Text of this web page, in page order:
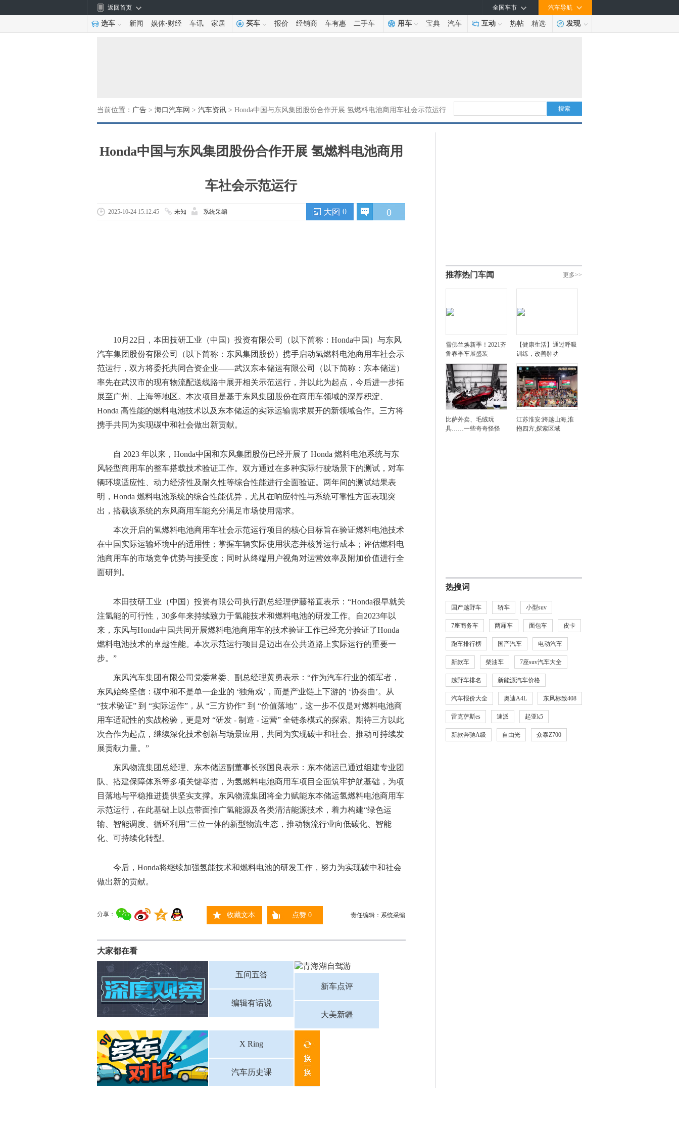
返回首页 汽车导航
全国车市
选车 新闻 娱体•财经 车讯 家居 买车 报价 经销商 车有惠 二手车 用车 宝典 汽车 互动 热帖 精选 发现
当前位置： 广告 > 海口汽车网 > 汽车资讯 > Honda中国与东风集团股份合作开展 氢燃料电池商用车社会示范运行 搜索
Honda中国与东风集团股份合作开展 氢燃料电池商用
车社会示范运行
0
0
2025-10-24 15:12:45 未知 系统采编
10月22日，本田技研工业（中国）投资有限公司（以下简称：Honda中国）与东风
汽车集团股份有限公司（以下简称：东风集团股份）携手启动氢燃料电池商用车社会示
范运行，双方将委托共同合资企业——武汉东本储运有限公司（以下简称：东本储运）
率先在武汉市的现有物流配送线路中展开相关示范运行，并以此为起点，今后进一步拓
展至广州、上海等地区。本次项目是基于东风集团股份在商用车领域的深厚积淀、
Honda 高性能的燃料电池技术以及东本储运的实际运输需求展开的新领域合作。三方将
携手共同为实现碳中和社会做出新贡献。
自 2023 年以来，Honda中国和东风集团股份已经开展了 Honda 燃料电池系统与东
风轻型商用车的整车搭载技术验证工作。双方通过在多种实际行驶场景下的测试，对车
辆环境适应性、动力经济性及耐久性等综合性能进行全面验证。两年间的测试结果表
明，Honda 燃料电池系统的综合性能优异，尤其在响应特性与系统可靠性方面表现突
出，搭载该系统的东风商用车能充分满足市场使用需求。
本次开启的氢燃料电池商用车社会示范运行项目的核心目标旨在验证燃料电池技术
在中国实际运输环境中的适用性；掌握车辆实际使用状态并核算运行成本；评估燃料电
池商用车的市场竞争优势与接受度；同时从终端用户视角对运营效率及附加价值进行全
面研判。
本田技研工业（中国）投资有限公司执行副总经理伊藤裕直表示：“Honda很早就关
注氢能的可行性，30多年来持续致力于氢能技术和燃料电池的研发工作。自2023年以
来，东风与Honda中国共同开展燃料电池商用车的技术验证工作已经充分验证了Honda
燃料电池技术的卓越性能。本次示范运行项目是迈出在公共道路上实际运行的重要一
步。”
东风汽车集团有限公司党委常委、副总经理黄勇表示：“作为汽车行业的领军者，
东风始终坚信：碳中和不是单一企业的 ‘独角戏’，而是产业链上下游的 ‘协奏曲’。从
“技术验证” 到 “实际运作”，从 “三方协作” 到 “价值落地”，这一步不仅是对燃料电池商
用车适配性的实战检验，更是对 “研发 - 制造 - 运营” 全链条模式的探索。期待三方以此
次合作为起点，继续深化技术创新与场景应用，共同为实现碳中和社会、推动可持续发
展贡献力量。”
东风物流集团总经理、东本储运副董事长张国良表示：东本储运已通过组建专业团
队、搭建保障体系等多项关键举措，为氢燃料电池商用车项目全面筑牢护航基础，为项
目落地与平稳推进提供坚实支撑。东风物流集团将全力赋能东本储运氢燃料电池商用车
示范运行，在此基础上以点带面推广氢能源及各类清洁能源技术，着力构建“绿色运
输、智能调度、循环利用”三位一体的新型物流生态，推动物流行业向低碳化、智能
化、可持续化转型。
今后，Honda将继续加强氢能技术和燃料电池的研发工作，努力为实现碳中和社会
做出新的贡献。
分享： 收藏文本 点赞 0 责任编辑：系统采编
大家都在看
五问五答
编辑有话说
新车点评
大美新疆
X Ring
汽车历史课
更多>>
推荐热门车闻
雪佛兰焕新季！2021齐
鲁春季车展盛装
【健康生活】通过呼吸
训练，改善肺功
比萨外卖、毛绒玩
具……一些奇奇怪怪
江苏淮安:跨越山海,淮
抱四方,探索区域
热搜词
国产越野车 轿车 小型suv
7座商务车 两厢车 面包车 皮卡
跑车排行榜 国产汽车 电动汽车
新款车 柴油车 7座suv汽车大全
越野车排名 新能源汽车价格
汽车报价大全 奥迪A4L 东风标致408
雷克萨斯es 速派 起亚k5
新款奔驰A级 自由光 众泰Z700